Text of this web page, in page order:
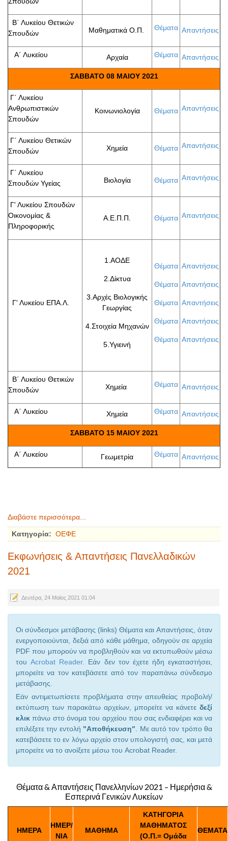
Β΄ Λυκείου Θετικών
Σπουδών
Μαθηματικά Ο.Π. Θέματα Απαντήσεις
Α΄ Λυκείου Αρχαία Θέματα Απαντήσεις
ΣΑΒΒΑΤΟ 08 ΜΑΙΟΥ 2021
Γ΄ Λυκείου
Ανθρωπιστικών
Σπουδών
Κοινωνιολογία Θέματα Απαντήσεις
Γ΄ Λυκείου Θετικών
Σπουδών
Χημεία Θέματα Απαντήσεις
Γ΄ Λυκείου
Σπουδών Υγείας
Βιολογία Θέματα Απαντήσεις
Γ' Λυκείου Σπουδών
Οικονομίας &
Πληροφορικής
Α.Ε.Π.Π. Θέματα Απαντήσεις
Γ' Λυκείου ΕΠΑ.Λ.
1.ΑΟΔΕ
2.Δίκτυα
3.Αρχές Βιολογικής
Γεωργίας
4.Στοιχεία Μηχανών
5.Υγιεινή
Θέματα
Θέματα
Θέματα
Θέματα
Θέματα
Απαντήσεις
Απαντήσεις
Απαντήσεις
Απαντήσεις
Απαντήσεις
Β΄ Λυκείου Θετικών
Σπουδών
Χημεία Θέματα Απαντήσεις
Α΄ Λυκείου Χημεία Θέματα Απαντήσεις
ΣΑΒΒΑΤΟ 15 ΜΑΙΟΥ 2021
Α΄ Λυκείου Γεωμετρία Θέματα Απαντήσεις
Διαβάστε περισσότερα...
Κατηγορία: ΟΕΦΕ
Εκφωνήσεις & Απαντήσεις Πανελλαδικών
2021
Δευτέρα, 24 Μαϊος 2021 01:04
Οι σύνδεσμοι μετάβασης (links) Θέματα και Απαντήσεις, όταν
ενεργοποιούνται, δεξιά από κάθε μάθημα, οδηγούν σε αρχεία
PDF που μπορούν να προβληθούν και να εκτυπωθούν μέσω
τουAcrobat Reader. Εάν δεν τον έχετε ήδη εγκαταστήσει,
μπορείτε να τον κατεβάσετε από τον παραπάνω σύνδεσμο
μετάβασης.
Εάν αντιμετωπίσετε προβλήματα στην απευθείας προβολή/
εκτύπωση των παρακάτω αρχείων, μπορείτε να κάνετε δεξί
κλικ πάνω στο όνομα του αρχείου που σας ενδιαφέρει και να
επιλέξετε την εντολή "Αποθήκευση". Με αυτό τον τρόπο θα
κατεβάσετε το εν λόγω αρχείο στον υπολογιστή σας, και μετά
μπορείτε να το ανοίξετε μέσω του Acrobat Reader.
Θέματα & Απαντήσεις Πανελληνίων 2021 – Ημερήσια &
Εσπερινά Γενικών Λυκείων
ΗΜΕΡΑ
ΗΜΕΡ/
ΝΙΑ
ΜΑΘΗΜΑ
ΚΑΤΗΓΟΡΙΑ
ΜΑΘΗΜΑΤΟΣ
(Ο.Π.= Ομάδα
ΘΕΜΑΤΑ